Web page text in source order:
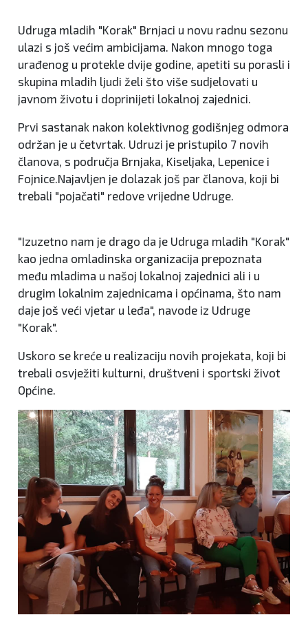
Udruga mladih "Korak" Brnjaci u novu radnu sezonu
ulazi s još većim ambicijama. Nakon mnogo toga
urađenog u protekle dvije godine, apetiti su porasli i
skupina mladih ljudi želi što više sudjelovati u
javnom životu i doprinijeti lokalnoj zajednici.
Prvi sastanak nakon kolektivnog godišnjeg odmora
održan je u četvrtak. Udruzi je pristupilo 7 novih
članova, s područja Brnjaka, Kiseljaka, Lepenice i
Fojnice.Najavljen je dolazak još par članova, koji bi
trebali "pojačati" redove vrijedne Udruge.
"Izuzetno nam je drago da je Udruga mladih "Korak"
kao jedna omladinska organizacija prepoznata
među mladima u našoj lokalnoj zajednici ali i u
drugim lokalnim zajednicama i općinama, što nam
daje još veći vjetar u leđa", navode iz Udruge
"Korak".
Uskoro se kreće u realizaciju novih projekata, koji bi
trebali osvježiti kulturni, društveni i sportski život
Općine.